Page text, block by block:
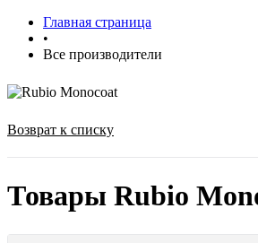
Главная страница
•
Все производители
Возврат к списку
Товары Rubio